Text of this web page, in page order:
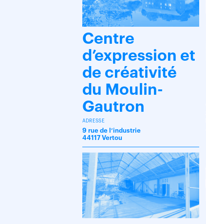
Centre
d’expression et
de créativité
du Moulin-
Gautron
ADRESSE
9 rue de l’industrie
44117 Vertou